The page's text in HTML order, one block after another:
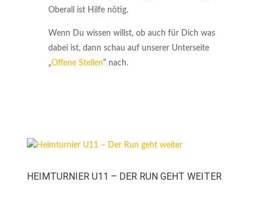
Oberall ist Hilfe nötig.
Wenn Du wissen willst, ob auch für Dich was
dabei ist, dann schau auf unserer Unterseite
„Offene Stellen“ nach.
HEIMTURNIER U11 – DER RUN GEHT WEITER